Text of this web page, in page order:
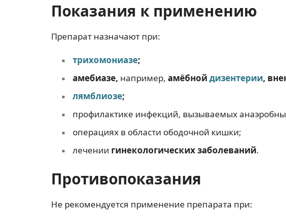
Показания к применению
Препарат назначают при:
трихомониазе;
амебиазе, например, амёбной дизентерии,
лямблиозе;
профилактике инфекций, вызываемых
операциях в области ободочной кишки;
лечении гинекологических заболеваний.
Противопоказания
Не рекомендуется применение препарата при: